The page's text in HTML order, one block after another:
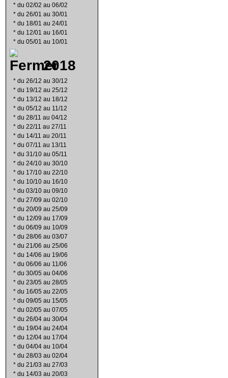
* du 02/02 au 06/02
* du 26/01 au 30/01
* du 18/01 au 24/01
* du 12/01 au 16/01
* du 05/01 au 10/01
2018
* du 26/12 au 30/12
* du 19/12 au 25/12
* du 13/12 au 18/12
* du 05/12 au 11/12
* du 28/11 au 04/12
* du 22/11 au 27/11
* du 14/11 au 20/11
* du 07/11 au 13/11
* du 31/10 au 05/11
* du 24/10 au 30/10
* du 17/10 au 22/10
* du 10/10 au 16/10
* du 03/10 au 09/10
* du 27/09 au 02/10
* du 20/09 au 25/09
* du 12/09 au 17/09
* du 06/09 au 10/09
* du 28/06 au 03/07
* du 21/06 au 25/06
* du 14/06 au 19/06
* du 06/06 au 11/06
* du 30/05 au 04/06
* du 23/05 au 28/05
* du 16/05 au 22/05
* du 09/05 au 15/05
* du 02/05 au 07/05
* du 26/04 au 30/04
* du 19/04 au 24/04
* du 12/04 au 17/04
* du 04/04 au 10/04
* du 28/03 au 02/04
* du 21/03 au 27/03
* du 14/03 au 20/03